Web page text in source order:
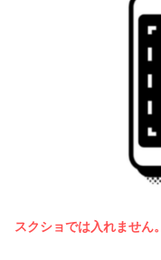
スクショでは入れません。